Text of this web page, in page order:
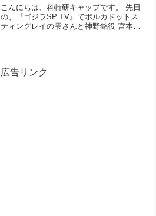
レイ「青い」MV – ロケ地は三崎
漁港か!
こんにちは、科特研キャップです。 先日
の、『ゴジラSP TV』でポルカドットス
ティングレイの雫さんと神野銘役 宮本侑
広告リンク